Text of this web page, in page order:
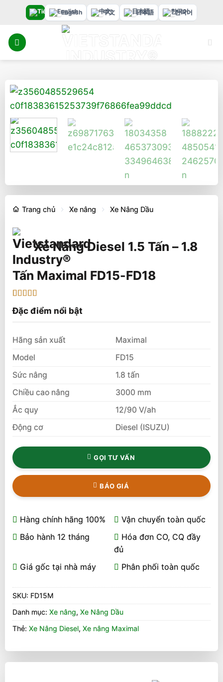
nội
dung
English 中文 日本語 한국어
Trang chủ Xe nâng Xe Nâng Dầu
Xe Nâng Diesel 1.5 Tấn – 1.8
Tấn Maximal FD15-FD18
trên 5 dựa
trênđánh
giá
Đặc điểm nổi bật
Hãng sản xuất
Maximal
Model
FD15
Sức nâng
1.8 tấn
Chiều cao nâng
3000 mm
Ắc quy
12/90 V/ah
Động cơ
Diesel (ISUZU)
GỌI TƯ VẤN
BÁO GIÁ
Hàng chính hãng 100%
Vận chuyển toàn quốc
Bảo hành 12 tháng
Hóa đơn CO, CQ đầy
đủ
Giá gốc tại nhà máy
Phân phối toàn quốc
SKU: FD15M
Danh mục: Xe nâng, Xe Nâng Dầu
Thẻ: Xe Nâng Diesel, Xe nâng Maximal